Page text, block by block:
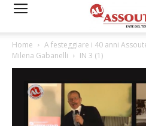
Home
A festeggiare i 40 anni
Milena Gabanelli
IN 3 (1)